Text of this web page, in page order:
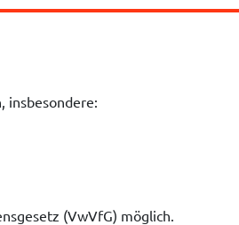
insbesondere:
(VwVfG) möglich.